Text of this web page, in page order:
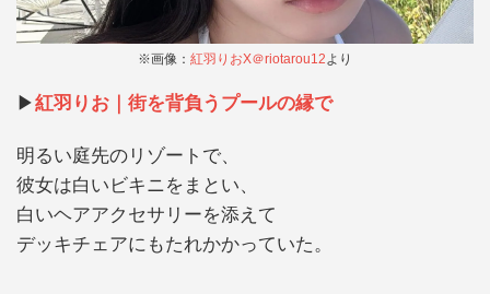
※画像： 紅羽りおX＠riotarou12より
▶︎紅羽りお｜街を背負うプールの縁で
明るい庭先のリゾートで、
彼女は白いビキニをまとい、
白いヘアアクセサリーを添えて
デッキチェアにもたれかかっていた。